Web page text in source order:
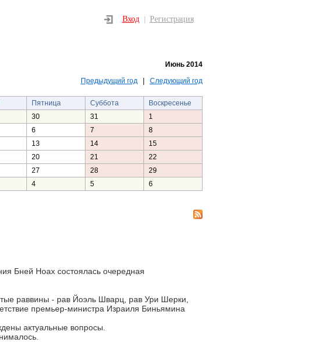
Вход Регистрация
Июнь 2014
Предыдущий год| Следующий год
Пятница Суббота
Воскресенье
30 31
1
6 7
8
13 14
15
20 21
22
27 28
29
4 5 6
Бней Ноах состоялась очередная
раввины - рав Йоэль Шварц, рав Ури Шерки,
премьер-министра Израиля Биньямина
актуальные вопросы.